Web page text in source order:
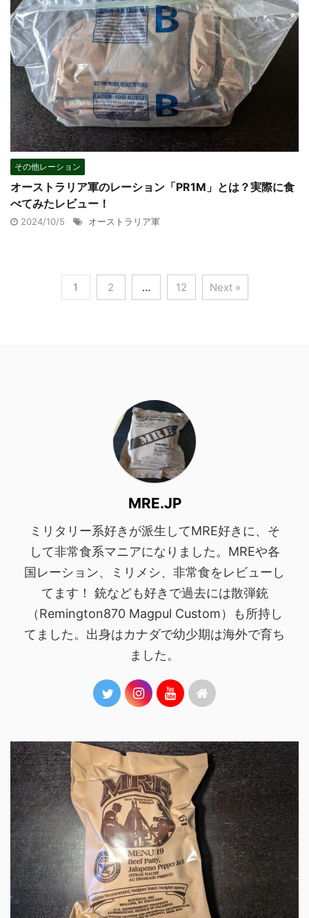
その他レーション
オーストラリア軍のレーション「PR1M」とは？実際に食
べてみたレビュー！
2024/10/5 オーストラリア軍
1 2 … 12 Next »
MRE.JP
ミリタリー系好きが派生してMRE好きに、そ
して非常食系マニアになりました。MREや各
国レーション、ミリメシ、非常食をレビューし
てます！ 銃なども好きで過去には散弾銃
（Remington870 Magpul Custom）も所持し
てました。出身はカナダで幼少期は海外で育ち
ました。